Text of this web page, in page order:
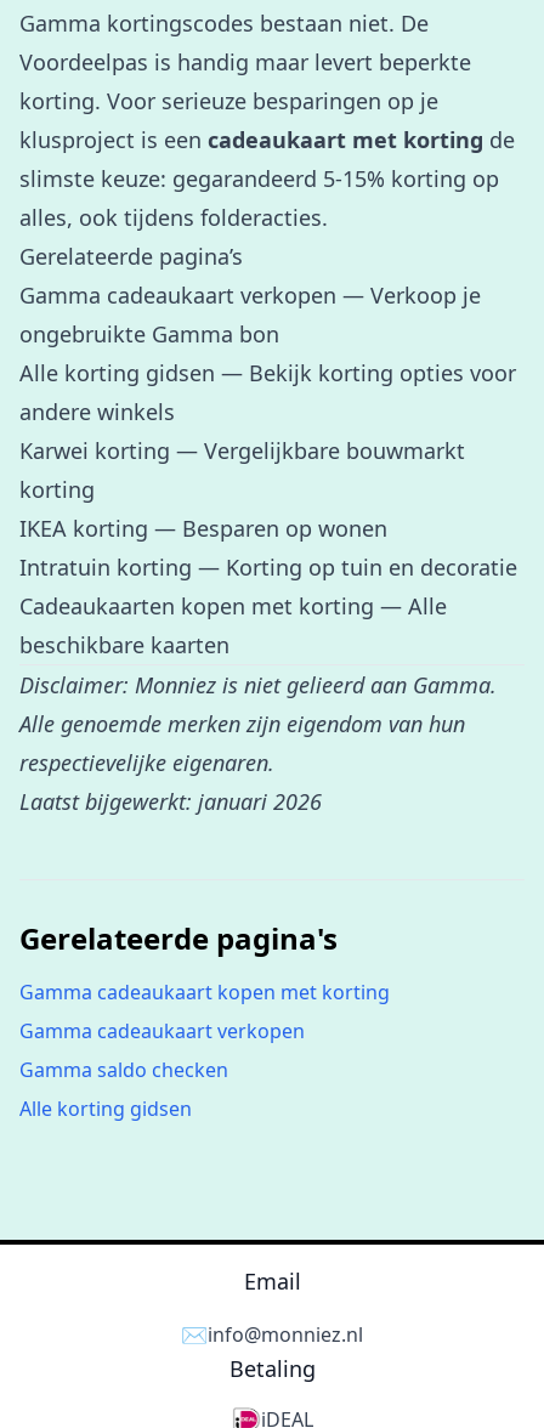
Gamma kortingscodes bestaan niet. De
Voordeelpas is handig maar levert beperkte
korting. Voor serieuze besparingen op je
klusproject is een cadeaukaart met korting de
slimste keuze: gegarandeerd 5-15% korting op
alles, ook tijdens folderacties.
Gerelateerde pagina’s
Gamma cadeaukaart verkopen — Verkoop je
ongebruikte Gamma bon
Alle korting gidsen — Bekijk korting opties voor
andere winkels
Karwei korting — Vergelijkbare bouwmarkt
korting
IKEA korting — Besparen op wonen
Intratuin korting — Korting op tuin en decoratie
Cadeaukaarten kopen met korting — Alle
beschikbare kaarten
Disclaimer: Monniez is niet gelieerd aan Gamma.
Alle genoemde merken zijn eigendom van hun
respectievelijke eigenaren.
Laatst bijgewerkt: januari 2026
Gerelateerde pagina's
Gamma cadeaukaart kopen met korting
Gamma cadeaukaart verkopen
Gamma saldo checken
Alle korting gidsen
Email
✉️info@monniez.nl
Betaling
iDEAL